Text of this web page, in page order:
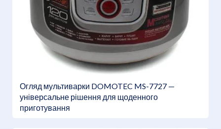
Огляд мультиварки DOMOTEC MS-7727 —
універсальне рішення для щоденного
приготування